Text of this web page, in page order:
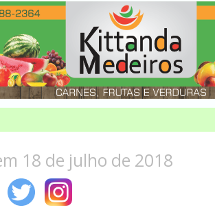
18 de julho de 2018